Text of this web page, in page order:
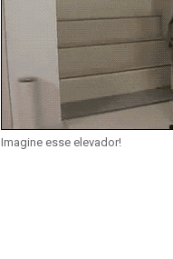
Imagine esse elevador!